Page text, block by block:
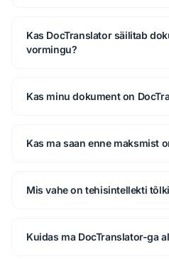
Kas DocTranslator säilitab
vormingu?
Kas minu dokument on
Kas ma saan enne maksmist
Mis vahe on tehisintellekti
Kuidas ma DocTranslator-ga